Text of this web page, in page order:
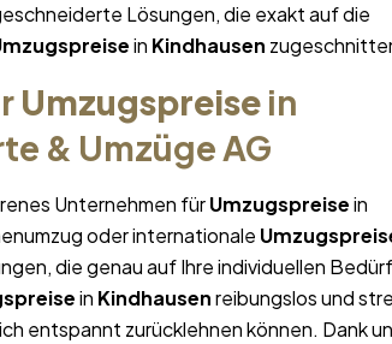
Lösungen, die exakt auf die
in Kindhausen
Umzugspreise in
& Umzüge AG
Unternehmen fürUmzugspreisein
oder internationale
die genau auf Ihre individuellen
in Kindhausenreibungslos und
entspannt zurücklehnen können. Dank